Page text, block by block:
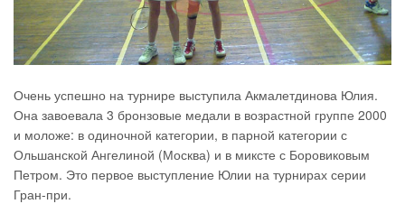
Очень успешно на турнире выступила Акмалетдинова Юлия.
Она завоевала 3 бронзовые медали в возрастной группе 2000
и моложе: в одиночной категории, в парной категории с
Ольшанской Ангелиной (Москва) и в миксте с Боровиковым
Петром. Это первое выступление Юлии на турнирах серии
Гран-при.